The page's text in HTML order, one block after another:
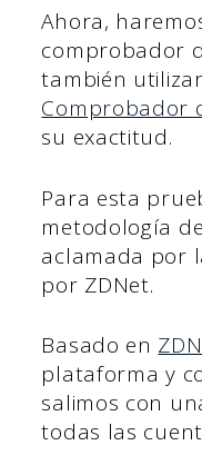
Ahora,
comprobador
también
Comprobador
su exactitud.
Para esta
metodología
aclamada por
por ZDNet.
Basado en
plataforma y
salimos con
todas las